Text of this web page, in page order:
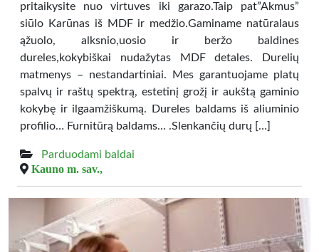
pritaikysite nuo virtuves iki garazo.Taip pat”Akmus”
siūlo Karūnas iš MDF ir medžio.Gaminame natūralaus
ąžuolo, alksnio,uosio ir beržo baldines
dureles,kokybiškai nudažytas MDF detales. Durelių
matmenys – nestandartiniai. Mes garantuojame platų
spalvų ir raštų spektrą, estetinį grožį ir aukštą gaminio
kokybę ir ilgaamžiškumą. Dureles baldams iš aliuminio
profilio… Furnitūrą baldams… .Slenkančių durų […]
Parduodami baldai
Kauno m. sav.,